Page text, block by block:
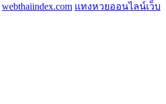
webthaiindex.com แทงหวยออนไลน์เว็บ